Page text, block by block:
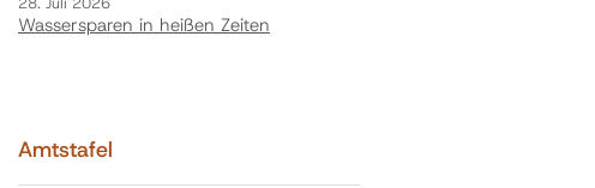
Wassersparen in heißen Zeiten
Amtstafel